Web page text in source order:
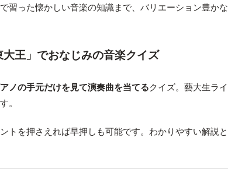
習った懐かしい音楽の知識まで、バリエーション豊かな
王」でおなじみの音楽クイズ
ノの手元だけを見て演奏曲を当てるクイズ。藝大生ライ
。
トを押さえれば早押しも可能です。わかりやすい解説と